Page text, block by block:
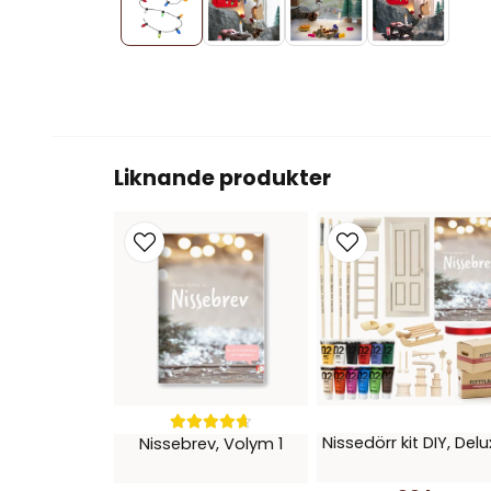
Liknande produkter
Nissebrev, Volym 1 Nissedörr kit DIY,